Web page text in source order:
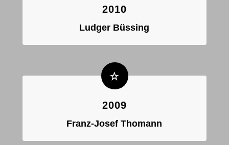
2010
Ludger Büssing
2009
Franz-Josef Thomann